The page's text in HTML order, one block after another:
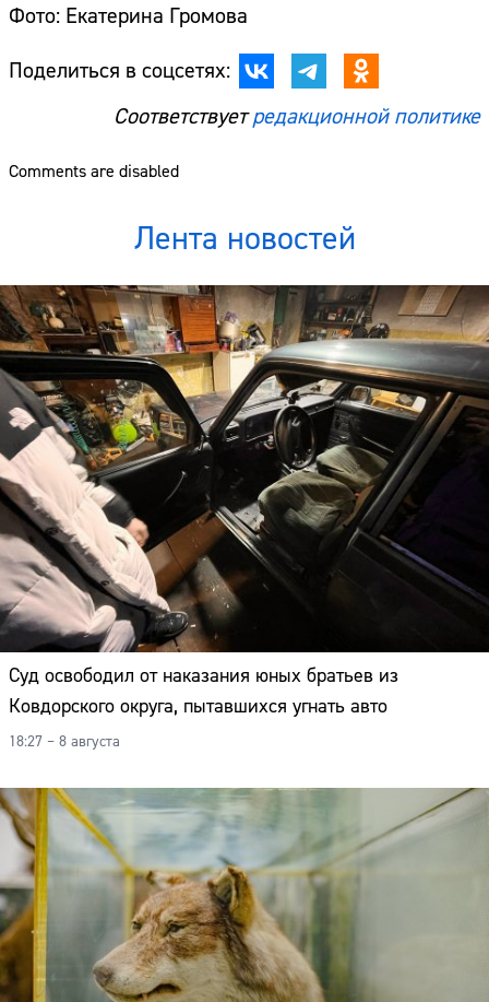
Фото: Екатерина Громова
Поделиться в соцсетях:
Соответствуетредакционной политике
Comments are disabled
Лента новостей
Суд освободил от наказания юных братьев из
Ковдорского округа, пытавшихся угнать авто
18:27 – 8 августа